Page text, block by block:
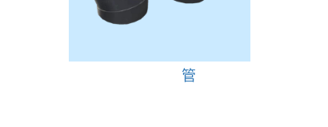
管